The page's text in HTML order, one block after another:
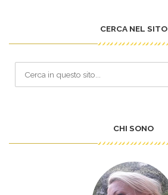
CERCA NEL SITO
CHI SONO